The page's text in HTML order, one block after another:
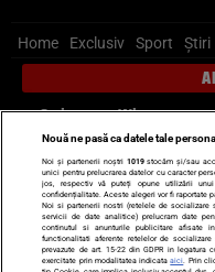
Home Exclusiv Sport Știri
Scrie-ne pe Whatsapp,
Știri interne
Ultimele stiri
Diete Insula
Nouă ne pasă ca datele tale
Noi și partenerii noștri 1019stocăm și/sau
unici pentru prelucrarea datelor cu caracter
jos, respectiv vă puteți opune utilizării
confidențialitate. Aceste alegeri vor fi raportate
Noi si partenerii nostri (retelele de socializare
servicii de date analitice) prelucram date
continutul si anunturile publicitare afisate
functionalitati aferente retelelor de
prevazute de art. 15-22 din GDPR in legatura
exercitate prin modalitatea indicataaici . Prin